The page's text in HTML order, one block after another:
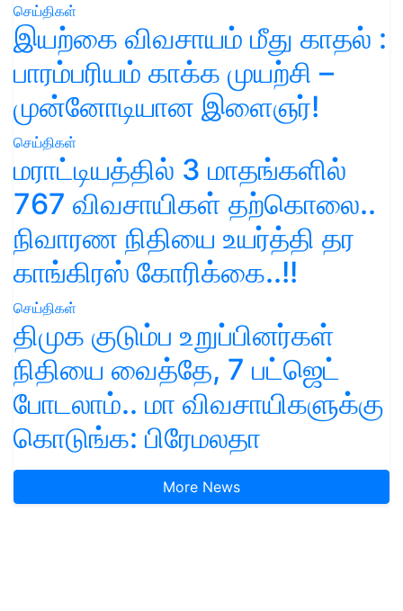
செய்திகள்
இயற்கை விவசாயம் மீது காதல் :
பாரம்பரியம் காக்க முயற்சி –
முன்னோடியான இளைஞர்!
செய்திகள்
மராட்டியத்தில் 3 மாதங்களில்
767 விவசாயிகள் தற்கொலை..
நிவாரண நிதியை உயர்த்தி தர
காங்கிரஸ் கோரிக்கை..!!
செய்திகள்
திமுக குடும்ப உறுப்பினர்கள்
நிதியை வைத்தே, 7 பட்ஜெட்
போடலாம்.. மா விவசாயிகளுக்கு
கொடுங்க: பிரேமலதா
More News